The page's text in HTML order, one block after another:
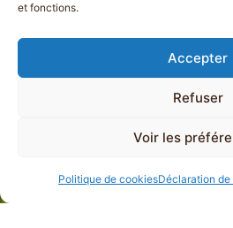
et fonctions.
Accepter
Refuser
Voir les
Politique de cookiesDéclaration